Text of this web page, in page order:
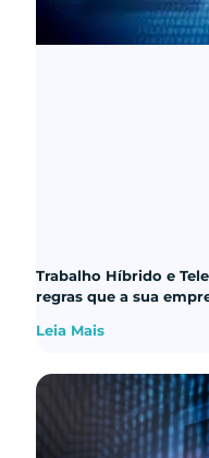
Trabalho Híbrido e
regras que a sua
Leia Mais